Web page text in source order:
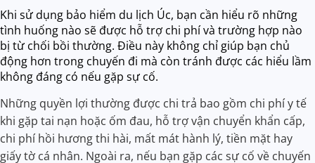
Khi sử dụng bảo hiểm du lịch Úc, bạn cần hiểu rõ những
tình huống nào sẽ được hỗ trợ chi phí và trường hợp nào
bị từ chối bồi thường. Điều này không chỉ giúp bạn chủ
động hơn trong chuyến đi mà còn tránh được các hiểu lầm
không đáng có nếu gặp sự cố.
Những quyền lợi thường được chi trả bao gồm chi phí y tế
khi gặp tai nạn hoặc ốm đau, hỗ trợ vận chuyển khẩn cấp,
chi phí hồi hương thi hài, mất mát hành lý, tiền mặt hay
giấy tờ cá nhân. Ngoài ra, nếu bạn gặp các sự cố về chuyến